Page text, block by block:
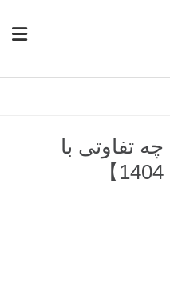
تفاوتی با